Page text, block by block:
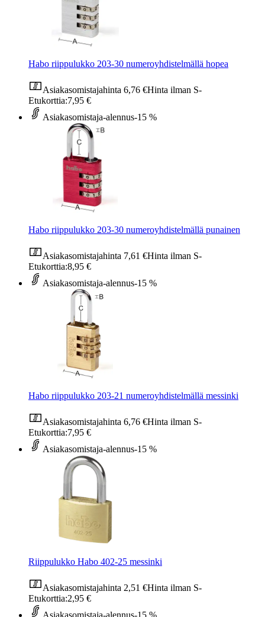
Habo riippulukko 203-30 numeroyhdistelmällä hopea
Asiakasomistajahinta 6,76 €Hinta ilman S-
Etukorttia:7,95 €
Asiakasomistaja-alennus-15 %
Habo riippulukko 203-30 numeroyhdistelmällä punainen
Asiakasomistajahinta 7,61 €Hinta ilman S-
Etukorttia:8,95 €
Asiakasomistaja-alennus-15 %
Habo riippulukko 203-21 numeroyhdistelmällä messinki
Asiakasomistajahinta 6,76 €Hinta ilman S-
Etukorttia:7,95 €
Asiakasomistaja-alennus-15 %
Riippulukko Habo 402-25 messinki
Asiakasomistajahinta 2,51 €Hinta ilman S-
Etukorttia:2,95 €